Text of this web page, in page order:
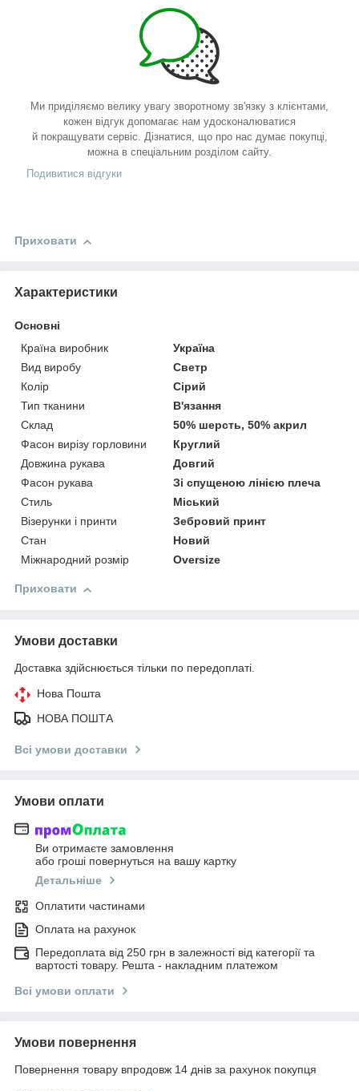
Ми приділяємо велику увагу зворотному зв'язку з клієнтами,
кожен відгук допомагає нам удосконалюватися
й покращувати сервіс. Дізнатися, що про нас думає покупці,
можна в спеціальним розділом сайту.
Подивитися відгуки
Приховати
Характеристики
Основні
Країна виробник
Україна
Вид виробу
Светр
Колір
Сірий
Тип тканини
В'язання
Склад
50% шерсть, 50% акрил
Фасон вирізу горловини
Круглий
Довжина рукава
Довгий
Фасон рукава
Зі спущеною лінією плеча
Стиль
Міський
Візерунки і принти
Зебровий принт
Стан
Новий
Міжнародний розмір
Oversize
Приховати
Умови доставки
Доставка здійснюється тільки по передоплаті.
Нова Пошта
НОВА ПОШТА
Всі умови доставки
Умови оплати
Ви отримаєте замовлення
або гроші повернуться на вашу картку
Детальніше
Оплатити частинами
Оплата на рахунок
Передоплата від 250 грн в залежності від категорії та
вартості товару. Решта - накладним платежом
Всі умови оплати
Умови повернення
Повернення товару впродовж 14 днів за рахунок покупця